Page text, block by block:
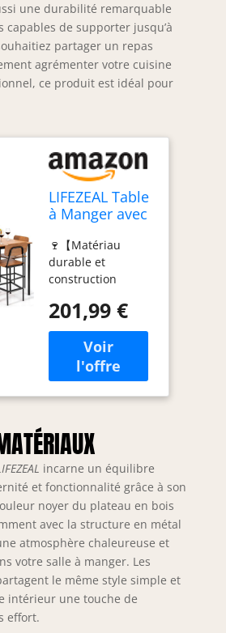
une durabilité remarquable
capables de supporter jusqu’à
partager un repas
agrémenter votre cuisine
ce produit est idéal pour
LIFEZEAL Table
à Manger avec
Métal et en
Bois
🍷【Matériau
durable et
construction
à manger avec 4
chaises est faite de
planches
artificielles, et le
cadre utilise des
tuyaux en fer pour
une bonne
stabilité. 🍷
【Excellents
détails】La chaise
a un dossier et une
surface de
rangement pour
vos pieds, ce qui
vous rend très
confortable
lorsque vous êtes
201,99 €
incarne un équilibre
et fonctionnalité grâce à son
noyer du plateau en bois
avec la structure en métal
atmosphère chaleureuse et
votre salle à manger. Les
le même style simple et
intérieur une touche de
effort.